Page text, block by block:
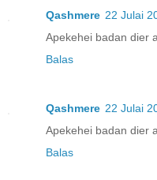
Qashmere 22 Julai
Apekehei badan dier
Balas
Qashmere 22 Julai
Apekehei badan dier
Balas